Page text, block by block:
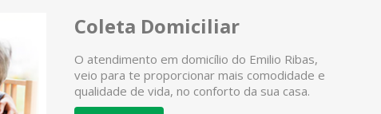
Coleta Domiciliar
O atendimento em domicílio do Emilio Ribas,
veio para te proporcionar mais comodidade e
qualidade de vida, no conforto da sua casa.